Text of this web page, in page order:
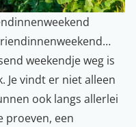
weekendje weg is
Je vindt er niet alleen
ook langs allerlei
proeven, een